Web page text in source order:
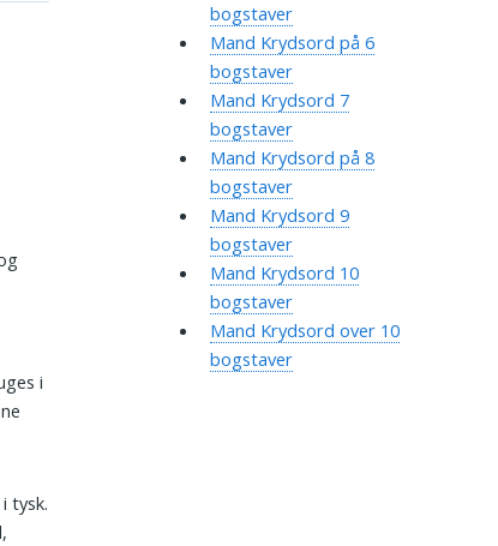
i
tysk.
bogstaver
Mand Krydsord på 6
bogstaver
Mand Krydsord 7
bogstaver
Mand Krydsord på 8
bogstaver
Mand Krydsord 9
bogstaver
Mand Krydsord 10
bogstaver
Mand Krydsord over 10
bogstaver